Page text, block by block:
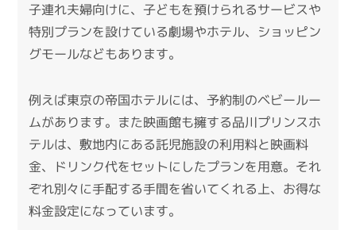
子連れ夫婦向けに、子どもを預けられるサービスや
特別プランを設けている劇場やホテル、ショッピン
グモールなどもあります。
例えば東京の帝国ホテルには、予約制のベビールー
ムがあります。また映画館も擁する品川プリンスホ
テルは、敷地内にある託児施設の利用料と映画料
金、ドリンク代をセットにしたプランを用意。それ
ぞれ別々に手配する手間を省いてくれる上、お得な
料金設定になっています。